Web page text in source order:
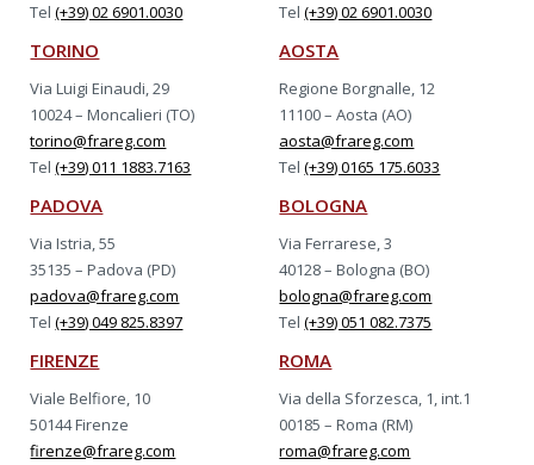
Tel(+39) 02 6901.0030
Tel(+39) 02 6901.0030
TORINO
Via Luigi Einaudi, 29
10024 – Moncalieri (TO)
torino@frareg.com
Tel(+39) 011 1883.7163
AOSTA
Regione Borgnalle, 12
11100 – Aosta (AO)
aosta@frareg.com
Tel(+39) 0165 175.6033
PADOVA
Via Istria, 55
35135 – Padova (PD)
padova@frareg.com
Tel(+39) 049 825.8397
BOLOGNA
Via Ferrarese, 3
40128 – Bologna (BO)
bologna@frareg.com
Tel(+39) 051 082.7375
FIRENZE
Viale Belfiore, 10
50144 Firenze
firenze@frareg.com
ROMA
Via della Sforzesca, 1, int.1
00185 – Roma (RM)
roma@frareg.com